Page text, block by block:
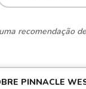
R$ 5,55 Bilhões,
19,29, um P/VP
o dividend yeld
recomendação
PINNACLE